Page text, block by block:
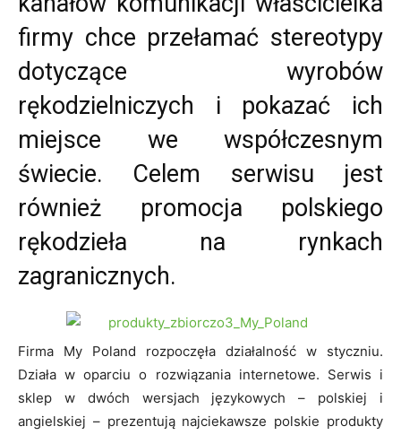
firmy chce przełamać stereotypy
dotyczące wyrobów
rękodzielniczych i pokazać ich
miejsce we współczesnym
świecie. Celem serwisu jest
również promocja polskiego
rękodzieła na rynkach
zagranicznych.
Firma My Poland rozpoczęła działalność w styczniu.
Działa w oparciu o rozwiązania internetowe. Serwis i
sklep w dwóch wersjach językowych – polskiej i
angielskiej – prezentują najciekawsze polskie produkty